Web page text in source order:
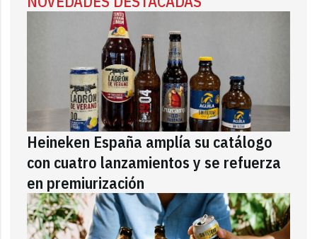
Heineken España amplía su catálogo
con cuatro lanzamientos y se refuerza
en premiurización